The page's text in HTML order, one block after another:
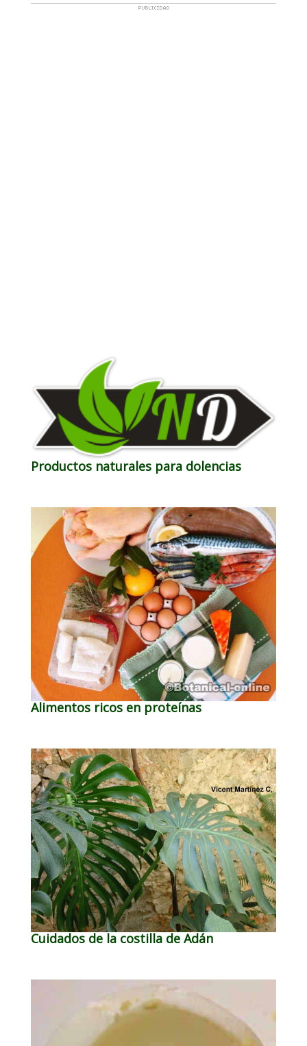
Productos naturales para dolencias
Alimentos ricos en proteínas
Cuidados de la costilla de Adán